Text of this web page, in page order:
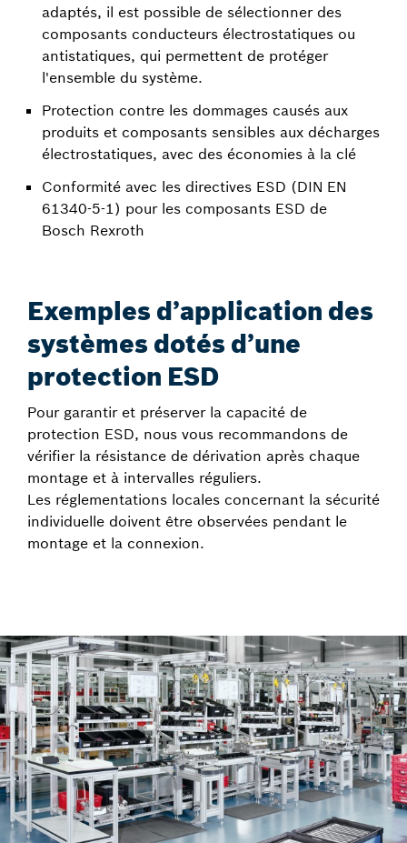
adaptés, il est possible de sélectionner des
composants conducteurs électrostatiques ou
antistatiques, qui permettent de protéger
l'ensemble du système.
Protection contre les dommages causés aux
produits et composants sensibles aux décharges
électrostatiques, avec des économies à la clé
Conformité avec les directives ESD (DIN EN
61340-5-1) pour les composants ESD de
Bosch Rexroth
Exemples d’application des
systèmes dotés d’une
protection ESD
Pour garantir et préserver la capacité de
protection ESD, nous vous recommandons de
vérifier la résistance de dérivation après chaque
montage et à intervalles réguliers.
Les réglementations locales concernant la sécurité
individuelle doivent être observées pendant le
montage et la connexion.